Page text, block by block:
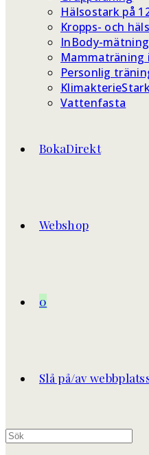
Hälsostark på
Kropps- och
InBody-mätning
Mammaträning
Personlig
Vattenfasta
BokaDirekt
Webshop
0
Slå på/av